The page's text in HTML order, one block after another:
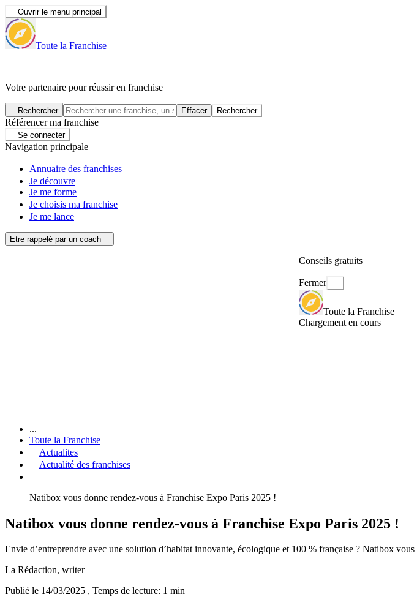
Ouvrir le menu principal
Toute la Franchise
|
Votre partenaire pour réussir en franchise
Rechercher Effacer Rechercher
Référencer ma franchise
Se connecter
Navigation principale
Annuaire des franchises
Je découvre
Je me forme
Je choisis ma franchise
Je me lance
Etre rappelé par un coach
Conseils gratuits
Fermer
Toute la Franchise
Chargement en cours
...
Toute la Franchise
Actualites
Actualité des franchises
Natibox vous donne rendez-vous à Franchise Expo Paris 2025 !
Natibox vous donne rendez-vous à Franchise Expo Paris 2025 !
Envie d’entreprendre avec une solution d’habitat innovante, écologique et 100 % française ? Natibox
La Rédaction, writer
Publié le 14/03/2025 , Temps de lecture: 1 min